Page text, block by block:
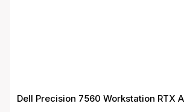
Dell Precision 7560 Workstation RTX